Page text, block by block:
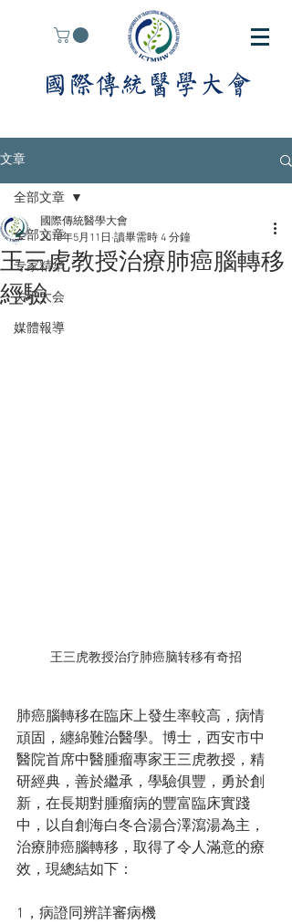
文章
全部文章
专家精华
关于大会
媒體報導
全部文章
王三虎教授治療肺癌腦轉移
經驗
國際傳統醫學大會
2018年5月11日 讀畢需時 4 分鐘
王三虎教授治疗肺癌脑转移有奇招
肺癌腦轉移在臨床上發生率較高，病情
頑固，纏綿難治醫學。博士，西安市中
醫院首席中醫腫瘤專家王三虎教授，精
研經典，善於繼承，學驗俱豐，勇於創
新，在長期對腫瘤病的豐富臨床實踐
中，以自創海白冬合湯合澤瀉湯為主，
治療肺癌腦轉移，取得了令人滿意的療
效，現總結如下：
1，病證同辨詳審病機